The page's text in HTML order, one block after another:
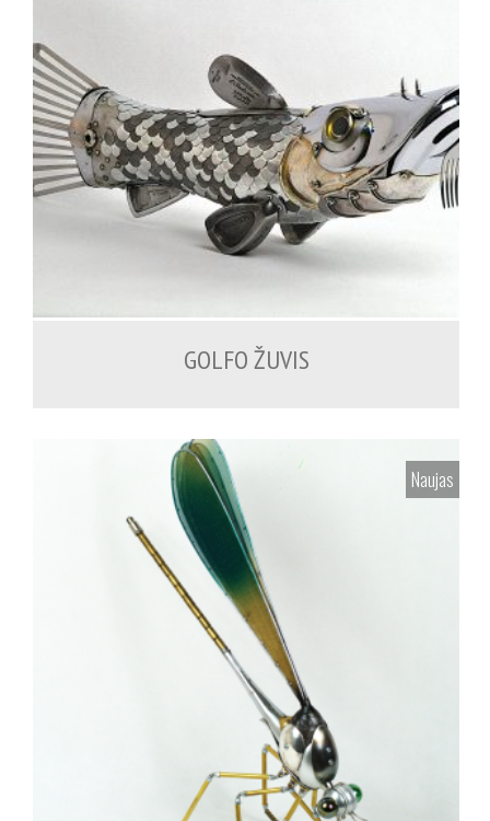
GOLFO ŽUVIS
Naujas